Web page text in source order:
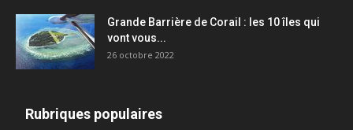
Grande Barrière de Corail : les 10 îles qui
vont vous...
26 octobre 2022
Rubriques populaires